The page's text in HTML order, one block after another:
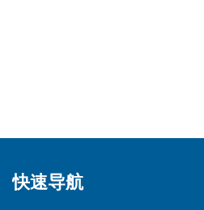
快速导航